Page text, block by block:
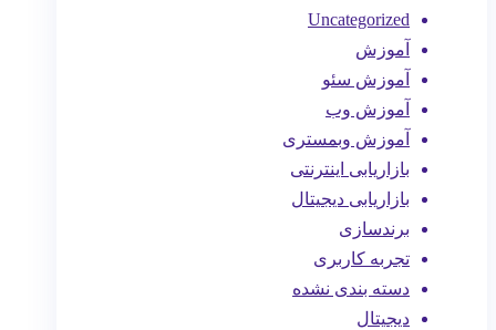
Uncategorized
آموزش
آموزش سئو
آموزش وب
آموزش وبمستری
بازاریابی اینترنتی
بازاریابی دیجیتال
برندسازی
تجربه کاربری
دسته بندی نشده
دیجیتال